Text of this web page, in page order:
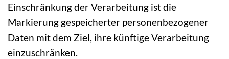
Einschränkung der Verarbeitung ist die
Markierung gespeicherter personenbezogener
Daten mit dem Ziel, ihre künftige Verarbeitung
einzuschränken.